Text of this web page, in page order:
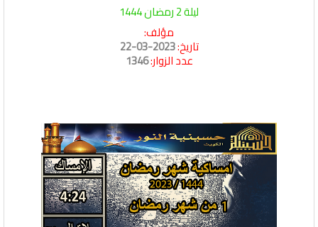
ليلة 2 رمضان 1444
مؤلف:
تاريخ:2023-03-22
عدد الزوار:1346